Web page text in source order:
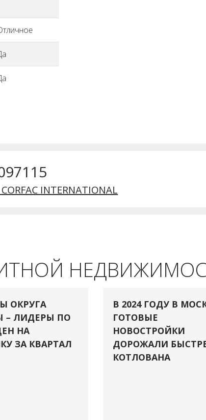
INTERNATIONAL
ОКРУГА
– ЛИДЕРЫ ПО
НА
ЗА КВАРТАЛ
В 2024 ГОДУ В
ГОТОВЫЕ
НОВОСТРОЙКИ
ДОРОЖАЛИ
КОТЛОВАНА